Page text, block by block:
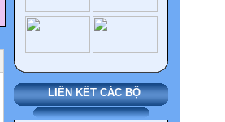
LIÊN KẾT CÁC BỘ